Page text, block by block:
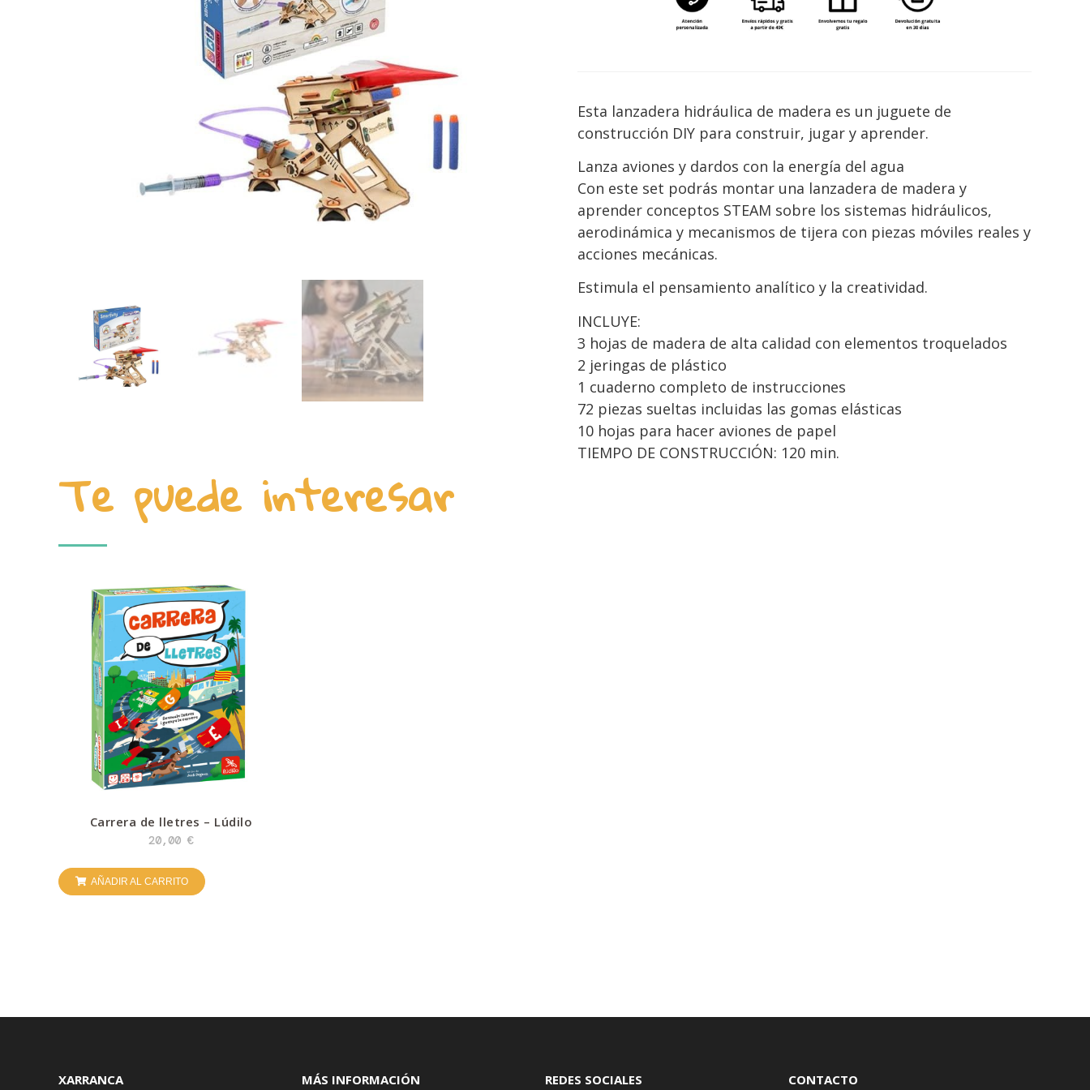
Esta lanzadera hidráulica de madera es un juguete de
construcción DIY para construir, jugar y aprender.
Lanza aviones y dardos con la energía del agua
Con este set podrás montar una lanzadera de madera y
aprender conceptos STEAM sobre los sistemas hidráulicos,
aerodinámica y mecanismos de tijera con piezas móviles reales y
acciones mecánicas.
Estimula el pensamiento analítico y la creatividad.
INCLUYE:
3 hojas de madera de alta calidad con elementos troquelados
2 jeringas de plástico
1 cuaderno completo de instrucciones
72 piezas sueltas incluidas las gomas elásticas
10 hojas para hacer aviones de papel
TIEMPO DE CONSTRUCCIÓN: 120 min.
Te puede interesar
Carrera de lletres – Lúdilo
20,00 €
AÑADIR AL CARRITO
XARRANCA MÁS INFORMACIÓN REDES SOCIALES CONTACTO